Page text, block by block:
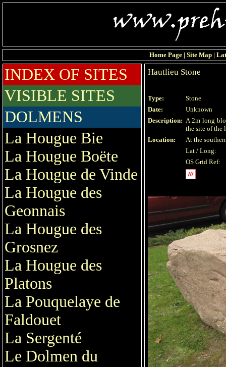
Home Page | Site Map |
INDEX OF SITES
VISIBLE SITES
DOLMENS
La Hougue Bie
La Hougue Boëte
La Hougue de Vinde
La Hougue des
Geonnais
La Hougue des
Grosnez
La Hougue des
Platons
La Pouquelaye de
Faldouet
La Sergenté
Le Dolmen du
Hautlieu Stone
Type:
Stone
Date:
Unknown
Description: A 2m long
the site of the
Location:
At the
Lat / Long:
OS Grid Ref: